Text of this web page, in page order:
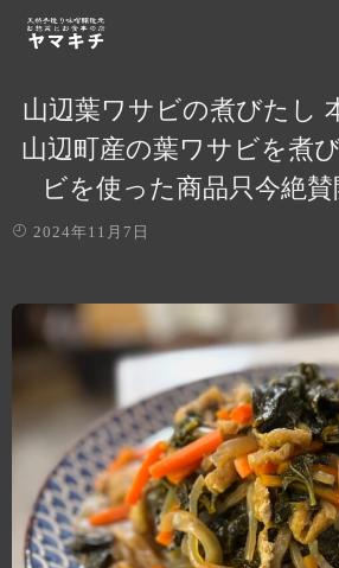
山辺葉ワサビの煮びたし
山辺町産の葉ワサビを煮
ビを使った商品只今絶賛
2024年11月7日